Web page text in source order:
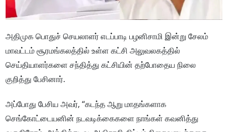
அதிமுக பொதுச் செயலாளர் எடப்பாடி பழனிசாமி இன்று சேலம்
மாவட்டம் சூரமங்கலத்தில் உள்ள கட்சி அலுவலகத்தில்
செய்தியாளர்களை சந்தித்து கட்சியின் தற்போதைய நிலை
குறித்து பேசினார்.
அப்போது பேசிய அவர், “கடந்த ஆறு மாதங்களாக
செங்கோட்டையனின் நடவடிக்கைகளை நாங்கள் கவனித்து